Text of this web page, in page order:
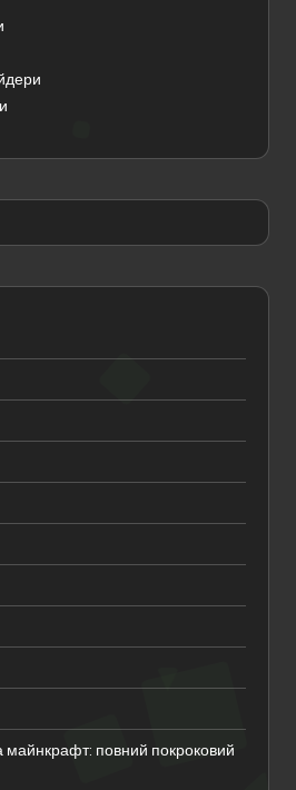
майнкрафт: повний покроковий